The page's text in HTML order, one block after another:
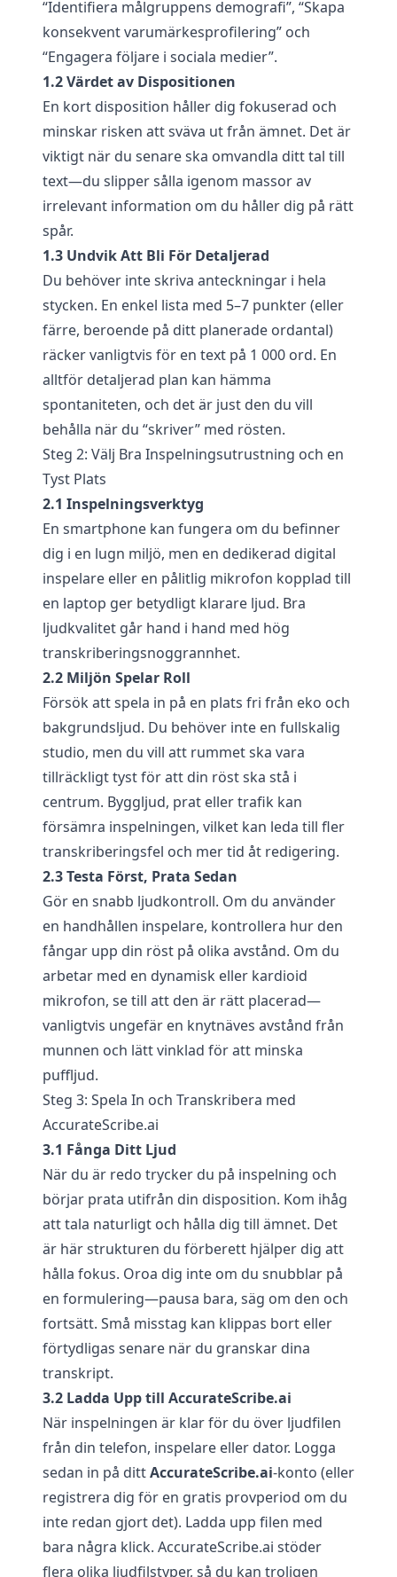
“Identifiera målgruppens demografi”, “Skapa
konsekvent varumärkesprofilering” och
“Engagera följare i sociala medier”.
1.2 Värdet av Dispositionen
En kort disposition håller dig fokuserad och
minskar risken att sväva ut från ämnet. Det är
viktigt när du senare ska omvandla ditt tal till
text—du slipper sålla igenom massor av
irrelevant information om du håller dig på rätt
spår.
1.3 Undvik Att Bli För Detaljerad
Du behöver inte skriva anteckningar i hela
stycken. En enkel lista med 5–7 punkter (eller
färre, beroende på ditt planerade ordantal)
räcker vanligtvis för en text på 1 000 ord. En
alltför detaljerad plan kan hämma
spontaniteten, och det är just den du vill
behålla när du “skriver” med rösten.
Steg 2: Välj Bra Inspelningsutrustning och en
Tyst Plats
2.1 Inspelningsverktyg
En smartphone kan fungera om du befinner
dig i en lugn miljö, men en dedikerad digital
inspelare eller en pålitlig mikrofon kopplad till
en laptop ger betydligt klarare ljud. Bra
ljudkvalitet går hand i hand med hög
transkriberingsnoggrannhet.
2.2 Miljön Spelar Roll
Försök att spela in på en plats fri från eko och
bakgrundsljud. Du behöver inte en fullskalig
studio, men du vill att rummet ska vara
tillräckligt tyst för att din röst ska stå i
centrum. Byggljud, prat eller trafik kan
försämra inspelningen, vilket kan leda till fler
transkriberingsfel och mer tid åt redigering.
2.3 Testa Först, Prata Sedan
Gör en snabb ljudkontroll. Om du använder
en handhållen inspelare, kontrollera hur den
fångar upp din röst på olika avstånd. Om du
arbetar med en dynamisk eller kardioid
mikrofon, se till att den är rätt placerad—
vanligtvis ungefär en knytnäves avstånd från
munnen och lätt vinklad för att minska
puffljud.
Steg 3: Spela In och Transkribera med
AccurateScribe.ai
3.1 Fånga Ditt Ljud
När du är redo trycker du på inspelning och
börjar prata utifrån din disposition. Kom ihåg
att tala naturligt och hålla dig till ämnet. Det
är här strukturen du förberett hjälper dig att
hålla fokus. Oroa dig inte om du snubblar på
en formulering—pausa bara, säg om den och
fortsätt. Små misstag kan klippas bort eller
förtydligas senare när du granskar dina
transkript.
3.2 Ladda Upp till AccurateScribe.ai
När inspelningen är klar för du över ljudfilen
från din telefon, inspelare eller dator. Logga
sedan in på dittAccurateScribe.ai-konto (eller
registrera dig för en gratis provperiod om du
inte redan gjort det). Ladda upp filen med
bara några klick. AccurateScribe.ai stöder
flera olika ljudfilstyper, så du kan troligen